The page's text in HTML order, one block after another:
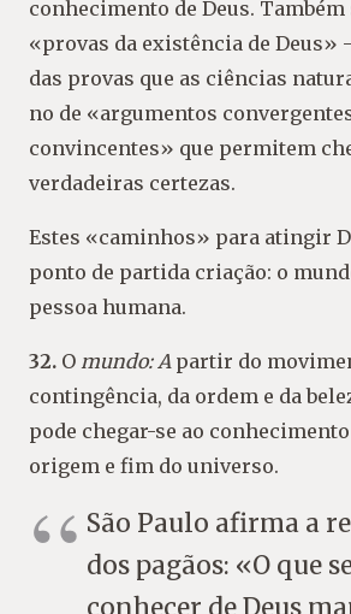
conhecimento de Deus. Também
«provas da existência de Deus»
das provas que as ciências
no de «argumentos
convincentes» que permitem
verdadeiras certezas.
Estes «caminhos» para atingir
ponto de partida criação: o
pessoa humana.
32. O mundo: A partir do
contingência, da ordem e da
pode chegar-se ao
origem e fim do universo.
São Paulo afirma a
dos pagãos: «O que
conhecer de Deus